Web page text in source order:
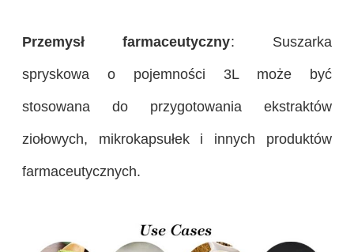
Przemysł farmaceutyczny: Suszarka
spryskowa o pojemności 3L może być
stosowana do przygotowania ekstraktów
ziołowych, mikrokapsułek i innych produktów
farmaceutycznych.